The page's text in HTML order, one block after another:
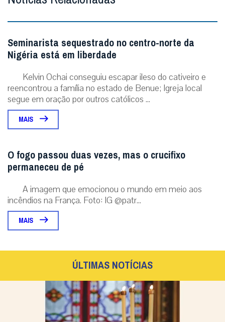
Seminarista sequestrado no centro-norte da
Nigéria está em liberdade
Kelvin Ochai conseguiu escapar ileso do cativeiro e
reencontrou a família no estado de Benue; Igreja local
segue em oração por outros católicos ...
MAIS
O fogo passou duas vezes, mas o crucifixo
permaneceu de pé
A imagem que emocionou o mundo em meio aos
incêndios na França. Foto: IG @patr...
MAIS
ÚLTIMAS NOTÍCIAS